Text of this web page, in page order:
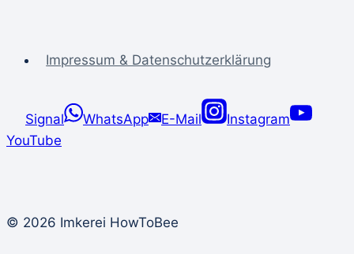
Impressum & Datenschutzerklärung
Signal WhatsApp E-Mail
Instagram
YouTube
© 2026 Imkerei HowToBee